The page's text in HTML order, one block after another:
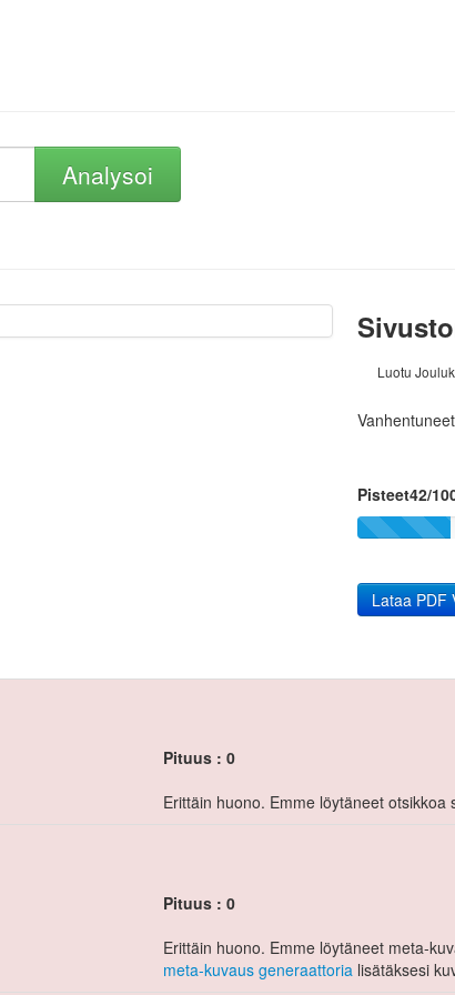
Analysoi
Luotu
Pisteet42/
Lataa PDF
Pituus : 0
Erittäin huono. Emme löytäneet otsikkoa
Pituus : 0
Erittäin huono. Emme löytäneet meta-
meta-kuvaus generaattoria lisätäksesi